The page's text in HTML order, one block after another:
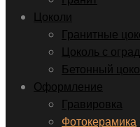
Цоколи
Гранитные
Цоколь с
Бетонный
Оформление
Гравировка
Фотокерамика